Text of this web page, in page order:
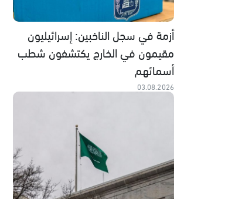
أزمة في سجل الناخبين: إسرائيليون
مقيمون في الخارج يكتشفون شطب
أسمائهم
03.08.2026